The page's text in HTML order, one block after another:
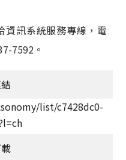
資訊系統服務專線，電
7592。
list/c7428dc0-